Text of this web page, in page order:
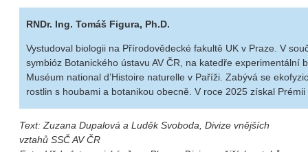
RNDr. Ing. Tomáš Figura, Ph.D.
Vystudoval biologii na Přírodovědecké fakultě UK v Praze. V
symbióz Botanického ústavu AV ČR, na katedře experimentální
Muséum national d’Histoire naturelle v Paříži. Zabývá se
rostlin s houbami a botanikou obecně. V roce 2025 získal
Text: Zuzana Dupalová a Luděk Svoboda, Divize vnějších
vztahů SSČ AV ČR